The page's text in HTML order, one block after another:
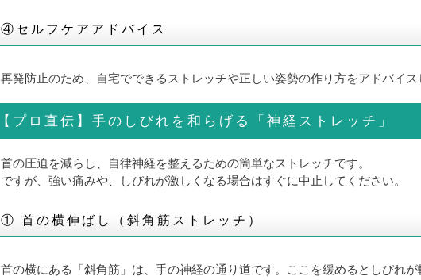
④セルフケアアドバイス
再発防止のため、自宅でできるストレッチや正しい姿勢の作り方をアドバイス
【プロ直伝】手のしびれを和らげる「神経ストレッチ」
首の圧迫を減らし、自律神経を整えるための簡単なストレッチです。
ですが、強い痛みや、しびれが激しくなる場合はすぐに中止してください。
① 首の横伸ばし（斜角筋ストレッチ）
首の横にある「斜角筋」は、手の神経の通り道です。ここを緩めるとしびれ